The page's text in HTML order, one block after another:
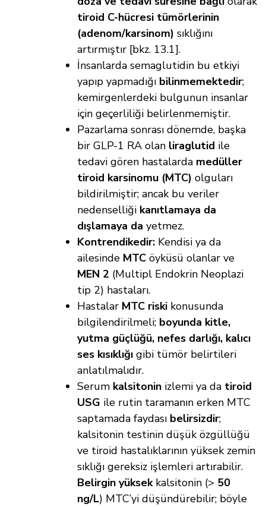
tiroid C-hücresi tümörlerinin
(adenom/karsinom) sıklığını
artırmıştır [bkz. 13.1].
İnsanlarda semaglutidin bu etkiyi
yapıp yapmadığı bilinmemektedir;
kemirgenlerdeki bulgunun insanlar
için geçerliliği belirlenmemiştir.
Pazarlama sonrası dönemde, başka
bir GLP-1 RA olan liraglutid ile
tedavi gören hastalarda medüller
tiroid karsinomu (MTC) olguları
bildirilmiştir; ancak bu veriler
nedenselliği kanıtlamaya da
dışlamaya da yetmez.
Kontrendikedir: Kendisi ya da
ailesinde MTC öyküsü olanlar ve
MEN 2 (Multipl Endokrin Neoplazi
tip 2) hastaları.
Hastalar MTC riski konusunda
bilgilendirilmeli; boyunda kitle,
yutma güçlüğü, nefes darlığı, kalıcı
ses kısıklığı gibi tümör belirtileri
anlatılmalıdır.
Serum kalsitonin izlemi ya da tiroid
USG ile rutin taramanın erken MTC
saptamada faydası belirsizdir;
kalsitonin testinin düşük özgüllüğü
ve tiroid hastalıklarının yüksek zemin
sıklığı gereksiz işlemleri artırabilir.
Belirgin yüksekkalsitonin (> 50
ng/L) MTC’yi düşündürebilir; böyle